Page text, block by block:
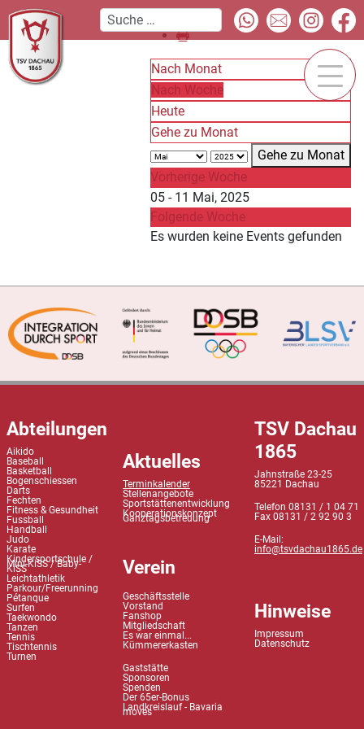
Nach Monat
Nach Woche
Heute
Gehe zu Monat
Gehe zu Monat
Vorherige Woche
05 - 11 Mai, 2025
Folgende Woche
Es wurden keine Events gefunden
Abteilungen
Aikido
Baseball
Basketball
Bogenschiessen
Darts
Fechten
Fitness & Gesundheit
Fussball
Handball
Judo
Karate
Kindersportschule /
Mini-KiSS / Baby-
KiSS
Leichtathletik
Parkour/Freerunning
Pétanque
Surfen
Taekwondo
Tanzen
Tennis
Tischtennis
Turnen
Aktuelles
Terminkalender
Stellenangebote
Sportstättenentwicklung
Kooperationskonzept
Ganztagsbetreuung
Verein
Geschäftsstelle
Vorstand
Fanshop
Mitgliedschaft
Es war einmal...
Kümmererkasten
Gaststätte
Sponsoren
Spenden
Der 65er-Bonus
Landkreislauf - Bavaria
moves
TSV Dachau
1865
Jahnstraße 23-25
85221 Dachau
Telefon 08131 / 1 04 71
Fax 08131 / 2 92 90 3
E-Mail:
info@tsvdachau1865.de
Hinweise
Impressum
Datenschutz